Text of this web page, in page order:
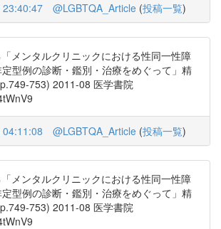
@LGBTQA_Article (投稿一覧)
「メンタルクリニックにおける性同一性障
型例の診断・鑑別・治療をめぐって」精
753) 2011-08 医学書院
@LGBTQA_Article (投稿一覧)
「メンタルクリニックにおける性同一性障
型例の診断・鑑別・治療をめぐって」精
753) 2011-08 医学書院